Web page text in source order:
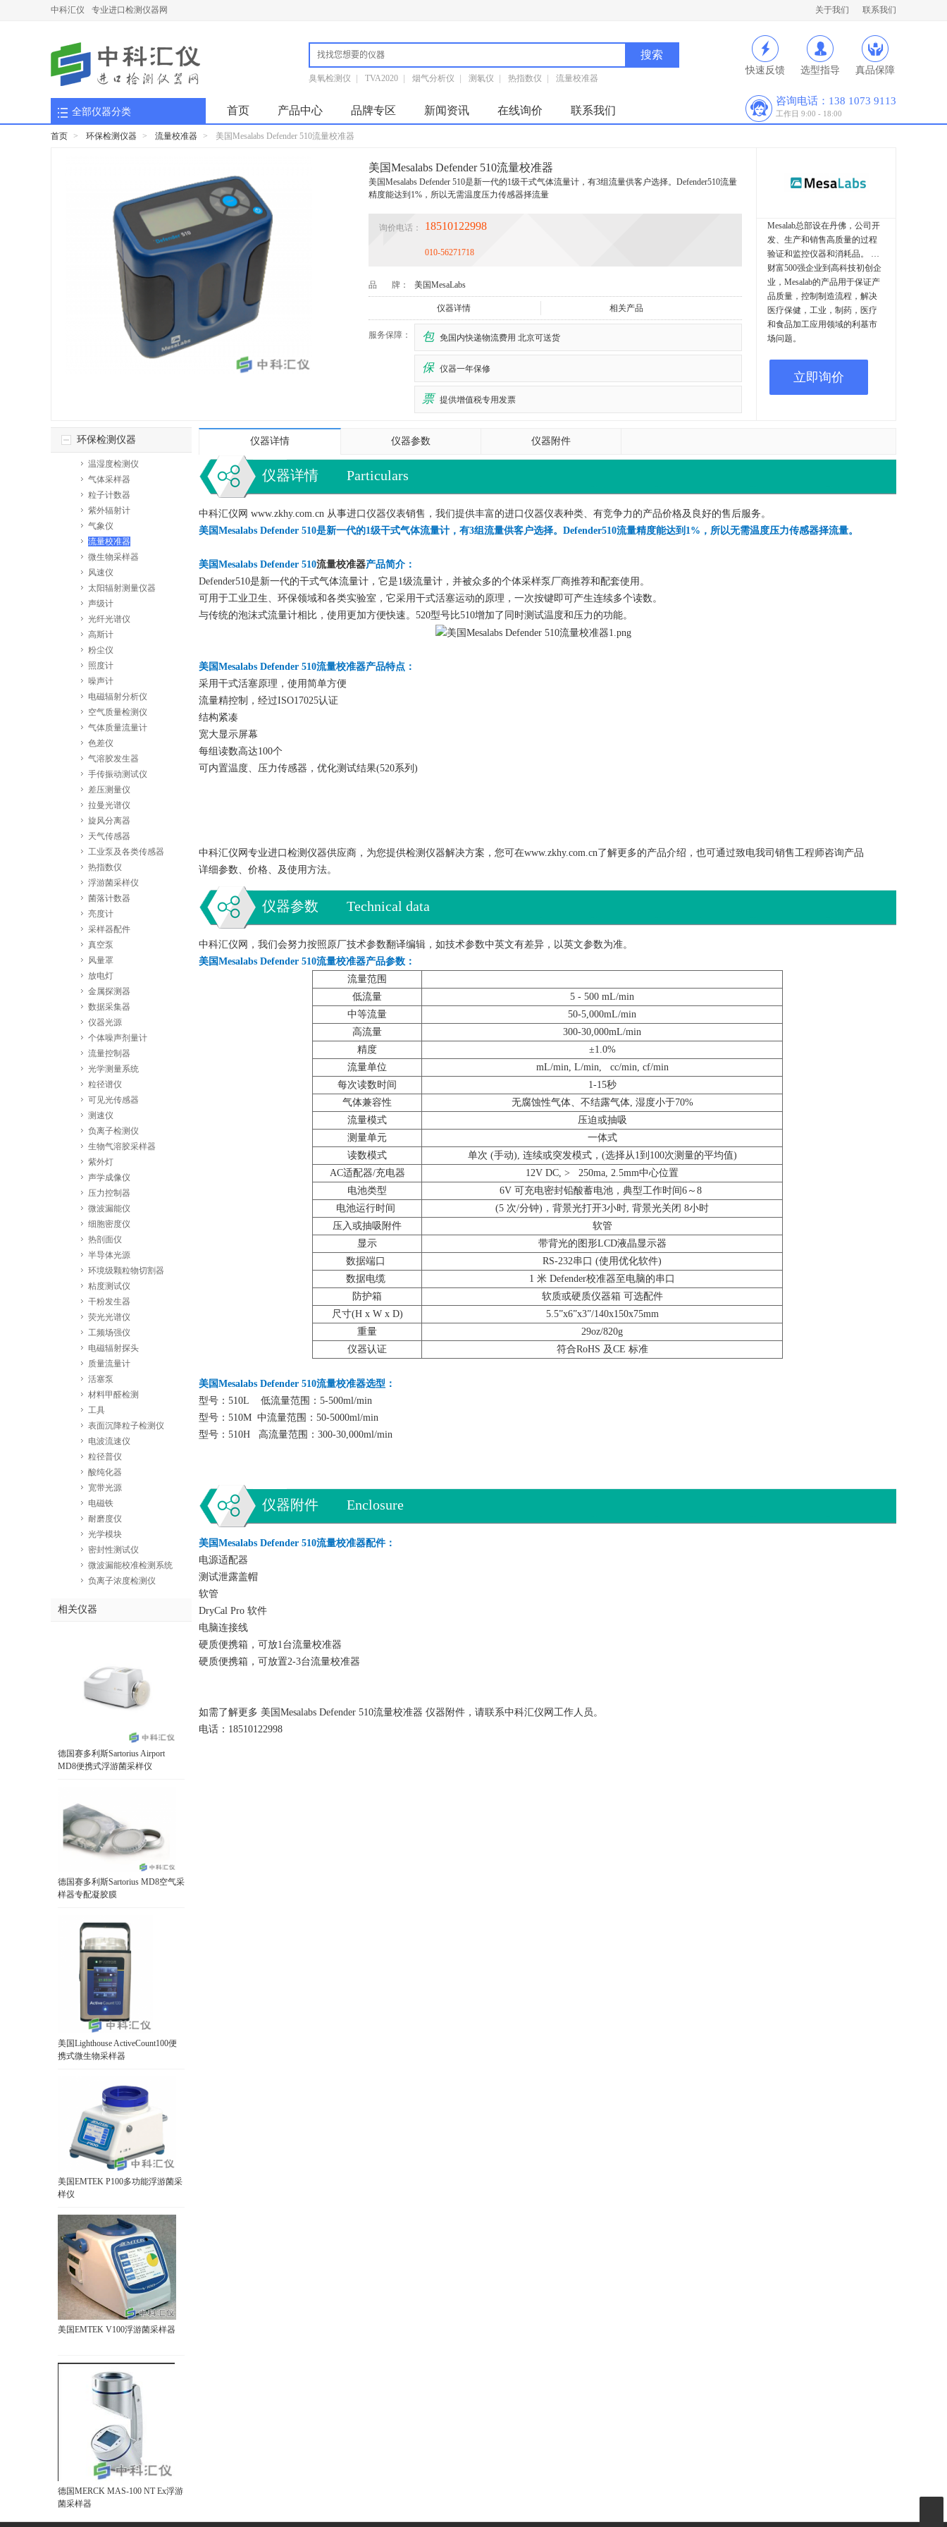
中科汇仪 专业进口检测仪器网 关于我们 联系我们
快速反馈 选型指导 真品保障
臭氧检测仪 TVA2020 烟气分析仪 测氡仪 热指数仪 流量校准器
首页 产品中心 品牌专区 新闻资讯 在线询价 联系我们
咨询电话：138 1073 9113
工作日 9:00 - 18:00
全部仪器分类
首页 > 环保检测仪器 > 流量校准器 > 美国Mesalabs Defender 510流量校准器
美国Mesalabs Defender 510流量校准器
美国Mesalabs Defender 510是新一代的1级干式气体流量计，有3组流量供客户选择。Defender510流量
精度能达到1%，所以无需温度压力传感器择流量
询价电话： 18510122998
010-56271718
品 牌： 美国MesaLabs
仪器详情 相关产品
服务保障： 包 免国内快递物流费用 北京可送货
保 仪器一年保修
票 提供增值税专用发票
Mesalab总部设在丹佛，公司开
发、生产和销售高质量的过程
验证和监控仪器和消耗品。 从
财富500强企业到高科技初创企
业，Mesalab的产品用于保证产
品质量，控制制造流程，解决
医疗保健，工业，制药，医疗
和食品加工应用领域的利基市
场问题。
立即询价
环保检测仪器
温湿度检测仪
气体采样器
粒子计数器
紫外辐射计
气象仪
流量校准器
微生物采样器
风速仪
太阳辐射测量仪器
声级计
光纤光谱仪
高斯计
粉尘仪
照度计
噪声计
电磁辐射分析仪
空气质量检测仪
气体质量流量计
色差仪
气溶胶发生器
手传振动测试仪
差压测量仪
拉曼光谱仪
旋风分离器
天气传感器
工业泵及各类传感器
热指数仪
浮游菌采样仪
菌落计数器
亮度计
采样器配件
真空泵
风量罩
放电灯
金属探测器
数据采集器
仪器光源
个体噪声剂量计
流量控制器
光学测量系统
粒径谱仪
可见光传感器
测速仪
负离子检测仪
生物气溶胶采样器
紫外灯
声学成像仪
压力控制器
微波漏能仪
细胞密度仪
热剖面仪
半导体光源
环境级颗粒物切割器
粘度测试仪
干粉发生器
荧光光谱仪
工频场强仪
电磁辐射探头
质量流量计
活塞泵
材料甲醛检测
工具
表面沉降粒子检测仪
电波流速仪
粒径普仪
酸纯化器
宽带光源
电磁铁
耐磨度仪
光学模块
密封性测试仪
微波漏能校准检测系统
负离子浓度检测仪
相关仪器
德国赛多利斯Sartorius Airport
MD8便携式浮游菌采样仪
德国赛多利斯Sartorius MD8空气采
样器专配凝胶膜
美国Lighthouse ActiveCount100便
携式微生物采样器
美国EMTEK P100多功能浮游菌采
样仪
美国EMTEK V100浮游菌采样器
德国MERCK MAS-100 NT Ex浮游
菌采样器
仪器详情 仪器参数 仪器附件
仪器详情 Particulars
中科汇仪网 www.zkhy.com.cn 从事进口仪器仪表销售，我们提供丰富的进口仪器仪表种类、有竞争力的产品价格及良好的售后服务。
美国Mesalabs Defender 510是新一代的1级干式气体流量计，有3组流量供客户选择。Defender510流量精度能达到1%，所以无需温度压力传感器择流量。
美国Mesalabs Defender 510流量校准器产品简介：
Defender510是新一代的干式气体流量计，它是1级流量计，并被众多的个体采样泵厂商推荐和配套使用。
可用于工业卫生、环保领域和各类实验室，它采用干式活塞运动的原理，一次按键即可产生连续多个读数。
与传统的泡沫式流量计相比，使用更加方便快速。520型号比510增加了同时测试温度和压力的功能。
美国Mesalabs Defender 510流量校准器产品特点：
采用干式活塞原理，使用简单方便
流量精控制，经过ISO17025认证
结构紧凑
宽大显示屏幕
每组读数高达100个
可内置温度、压力传感器，优化测试结果(520系列)
中科汇仪网专业进口检测仪器供应商，为您提供检测仪器解决方案，您可在www.zkhy.com.cn了解更多的产品介绍，也可通过致电我司销售工程师咨询产品
详细参数、价格、及使用方法。
仪器参数 Technical data
中科汇仪网，我们会努力按照原厂技术参数翻译编辑，如技术参数中英文有差异，以英文参数为准。
美国Mesalabs Defender 510流量校准器产品参数：
流量范围
低流量
5 - 500 mL/min
中等流量
50-5,000mL/min
高流量
300-30,000mL/min
精度
±1.0%
流量单位
mL/min, L/min, cc/min, cf/min
每次读数时间
1-15秒
气体兼容性
无腐蚀性气体、不结露气体, 湿度小于70%
流量模式
压迫或抽吸
测量单元
一体式
读数模式
单次 (手动), 连续或突发模式，(选择从1到100次测量的平均值)
AC适配器/充电器
12V DC, > 250ma, 2.5mm中心位置
电池类型
6V 可充电密封铅酸蓄电池，典型工作时间6～8
电池运行时间
(5 次/分钟)，背景光打开3小时, 背景光关闭 8小时
压入或抽吸附件
软管
显示
带背光的图形LCD液晶显示器
数据端口
RS-232串口 (使用优化软件)
数据电缆
1 米 Defender校准器至电脑的串口
防护箱
软质或硬质仪器箱 可选配件
尺寸(H x W x D)
5.5”x6”x3”/140x150x75mm
重量
29oz/820g
仪器认证
符合RoHS 及CE 标准
美国Mesalabs Defender 510流量校准器选型：
型号：510L 低流量范围：5-500ml/min
型号：510M 中流量范围：50-5000ml/min
型号：510H 高流量范围：300-30,000ml/min
仪器附件 Enclosure
美国Mesalabs Defender 510流量校准器配件：
电源适配器
测试泄露盖帽
软管
DryCal Pro 软件
电脑连接线
硬质便携箱，可放1台流量校准器
硬质便携箱，可放置2-3台流量校准器
如需了解更多 美国Mesalabs Defender 510流量校准器 仪器附件，请联系中科汇仪网工作人员。
电话：18510122998